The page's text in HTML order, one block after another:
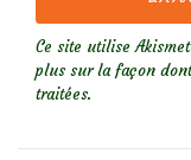
Ce site utilise
plus sur la façon
traitées.